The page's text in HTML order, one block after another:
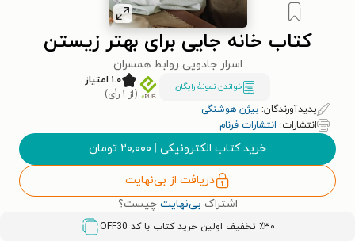
کتاب خانه جایی برای بهتر زیستن
اسرار جادویی روابط همسران
خواندن نمونۀ رایگان
۱.۰ امتیاز
(از ۱ رأی)
پدیدآورندگان: بیژن هوشنگی
انتشارات: انتشارات فرنام
خرید کتاب الکترونیکی | ۲۰,۰۰۰ تومان
دریافت از بی‌نهایت
اشتراک بی‌نهایت چیست؟
٪۳۰ تخفیف اولین خرید کتاب با کد OFF30